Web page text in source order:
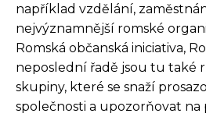
například vzdělání,
nejvýznamnější romské
Romská občanská iniciativa,
neposlední řadě jsou tu také
skupiny, které se snaží
společnosti a upozorňovat